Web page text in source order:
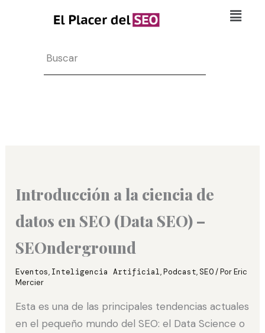
Introducción a la ciencia de
datos en SEO (Data SEO) –
SEOnderground
Eventos, Inteligencia Artificial,Podcast,SEO/ PorEric
Mercier
Esta es una de las principales tendencias actuales
en el pequeño mundo del SEO: el Data Science o